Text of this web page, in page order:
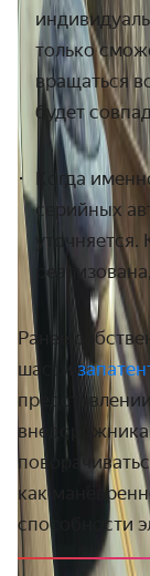
только
вращаться
будет
Когда
серийных
Ранее
шасси
как
способности